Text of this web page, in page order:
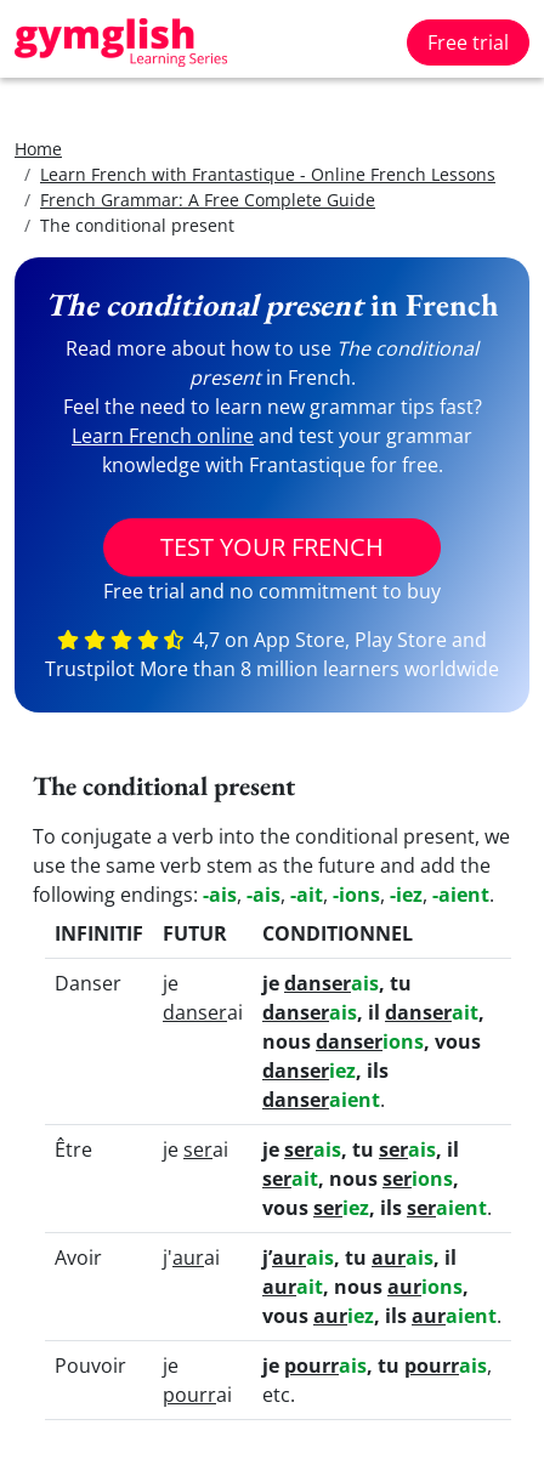
Free trial
Home
Learn French with Frantastique - Online French Lessons
French Grammar: A Free Complete Guide
The conditional present
The conditional presentin French
Read more about how to use The conditional
presentin French.
Feel the need to learn new grammar tips fast?
Learn French onlineand test your grammar
knowledge with Frantastique for free.
TEST YOUR FRENCH
Free trial and no commitment to buy
4,7 on App Store, Play Store and
Trustpilot More than 8 million learners worldwide
The conditional present
To conjugate a verb into the conditional present, we
use the same verb stem as the future and add the
following endings: -ais, -ais, -ait, -ions, -iez, -aient.
INFINITIF
FUTUR
CONDITIONNEL
Danser
je
danserai
jedanserais, tu
danserais, il danserait,
nousdanserions, vous
danseriez, ils
danseraient.
Être
jeserai jeserais, tu serais, il
serait, nousserions,
vousseriez, ilsseraient.
Avoir
j'aurai j’aurais, tu aurais, il
aurait, nousaurions,
vousauriez, ilsauraient.
Pouvoir
je
pourrai
je pourrais, tu pourrais,
etc.